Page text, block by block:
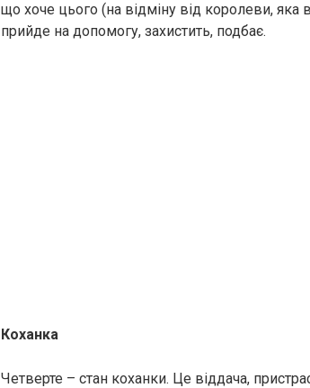
що хоче цього (на відміну від королеви, яка
прийде на допомогу, захистить, подбає.
Коханка
Четверте – стан коханки. Це віддача,